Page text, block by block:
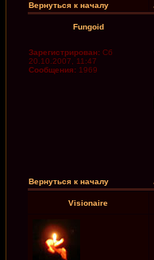
Вернуться к началу
Fungoid
Зарегистрирован: Сб
20.10.2007, 11:47
Сообщения: 1969
Вернуться к началу
Visionaire